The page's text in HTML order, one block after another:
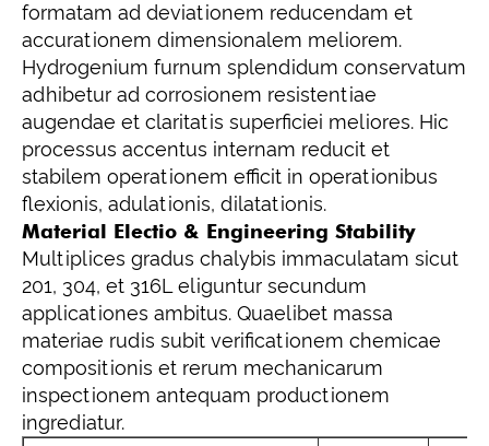
formatam ad deviationem reducendam et
accurationem dimensionalem meliorem.
Hydrogenium furnum splendidum conservatum
adhibetur ad corrosionem resistentiae
augendae et claritatis superficiei meliores. Hic
processus accentus internam reducit et
stabilem operationem efficit in operationibus
flexionis, adulationis, dilatationis.
Material Electio & Engineering Stability
Multiplices gradus chalybis immaculatam sicut
201, 304, et 316L eliguntur secundum
applicationes ambitus. Quaelibet massa
materiae rudis subit verificationem chemicae
compositionis et rerum mechanicarum
inspectionem antequam productionem
ingrediatur.